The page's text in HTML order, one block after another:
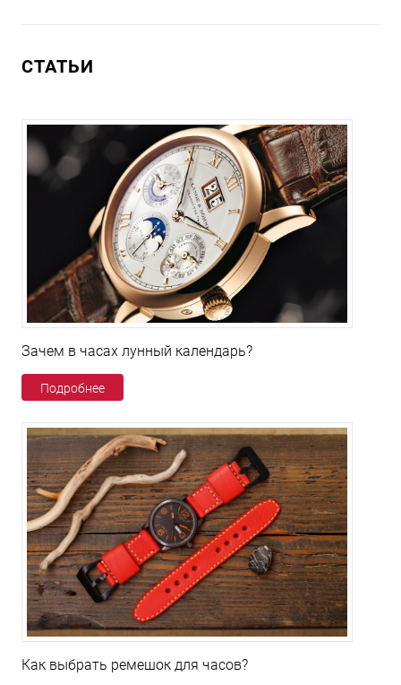
СТАТЬИ
Зачем в часах лунный календарь?
Подробнее
Как выбрать ремешок для часов?